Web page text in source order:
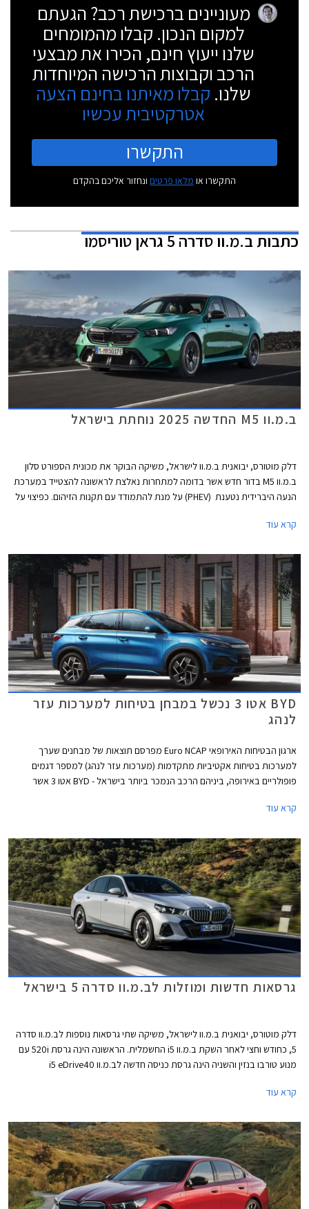
מעוניינים ברכישת רכב? הגעתם
למקום הנכון. קבלו מהמומחים
שלנו ייעוץ חינם, הכירו את מבצעי
הרכב וקבוצות הרכישה המיוחדות
שלנו. קבלו מאיתנו בחינם הצעה
אטרקטיבית עכשיו
התקשרו
התקשרו או מלאו פרטים ונחזור אליכם בהקדם
כתבותב.מ.וו סדרה 5 גראן טוריסמו
ב.מ.וו M5 החדשה 2025 נוחתת בישראל
דלק מוטורס, יבואנית ב.מ.וו לישראל, משיקה הבוקר את מכונית הספורט סלון
ב.מ.וו M5 בדור חדש אשר בדומה למתחרות נאלצת לראשונה להצטייד במערכת
הנעה היברידית נטענת (PHEV) על מנת להתמודד עם תקנות הזיהום. כפיצוי על
של עד 68 ק"מ. מחירה של ב.מ.וו M5 החדשה 2025 עומד על 1,199,900 ₪.
קרא עוד
BYD אטו 3 נכשל במבחן בטיחות למערכות עזר
לנהג
ארגון הבטיחות האירופאי Euro NCAP מפרסם תוצאות של מבחנים שערך
למערכות בטיחות אקטיביות מתקדמות (מערכות עזר לנהג) למספר דגמים
פופולריים באירופה, ביניהם הרכב הנמכר ביותר בישראל - BYD אטו 3 אשר
קרא עוד
גרסאות חדשות ומוזלות לב.מ.וו סדרה 5 בישראל
דלק מוטורס, יבואנית ב.מ.וו לישראל, משיקה שתי גרסאות נוספות לב.מ.וו סדרה
5, כחודש וחצי לאחר השקת ב.מ.וו i5 החשמלית. הראשונה הינה גרסת 520i עם
מנוע טורבו בנזין והשניה הינה גרסת כניסה חדשה לב.מ.וו i5 eDrive40
קרא עוד